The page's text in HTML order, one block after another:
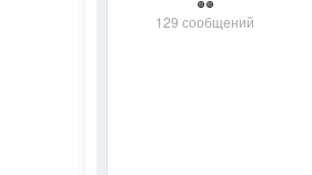
129 сообщений